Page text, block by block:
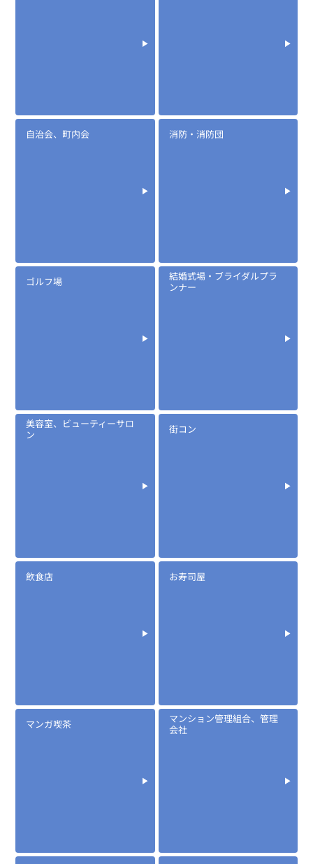
ノイズキャンセル型タイピンマイク
※イヤホンプラグサイズ2.5φ
タイピンマイク(イヤホン付)
※イヤホンプラグサイズ2.5φ
防水マイクロフォンタイピンマイク(ノーマルタイプ)
自治会、町内会 消防・消防団
ゴルフ場
結婚式場・ブライダルプラ
ンナー
美容室、ビューティーサロ
ン
街コン
飲食店 お寿司屋
マンガ喫茶
マンション管理組合、管理
会社